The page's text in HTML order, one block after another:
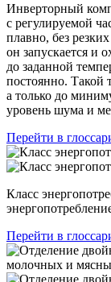
Инверторный
с регулируемой
плавно, без
он запускается и
до заданной
постоянно. Такой
а только до
уровень шума и
Перейти в
Класс
Перейти в